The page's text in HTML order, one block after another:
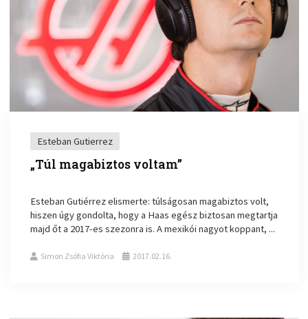
Esteban Gutierrez
„Túl magabiztos voltam”
Esteban Gutiérrez elismerte: túlságosan magabiztos volt,
hiszen úgy gondolta, hogy a Haas egész biztosan megtartja
majd őt a 2017-es szezonra is. A mexikói nagyot koppant, ...
Simon Zsófia Viktória 2017.02.16.